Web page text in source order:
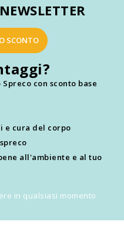
SCONTO
con sconto base
e cura del corpo
all'ambiente e al tuo
in qualsiasi momento